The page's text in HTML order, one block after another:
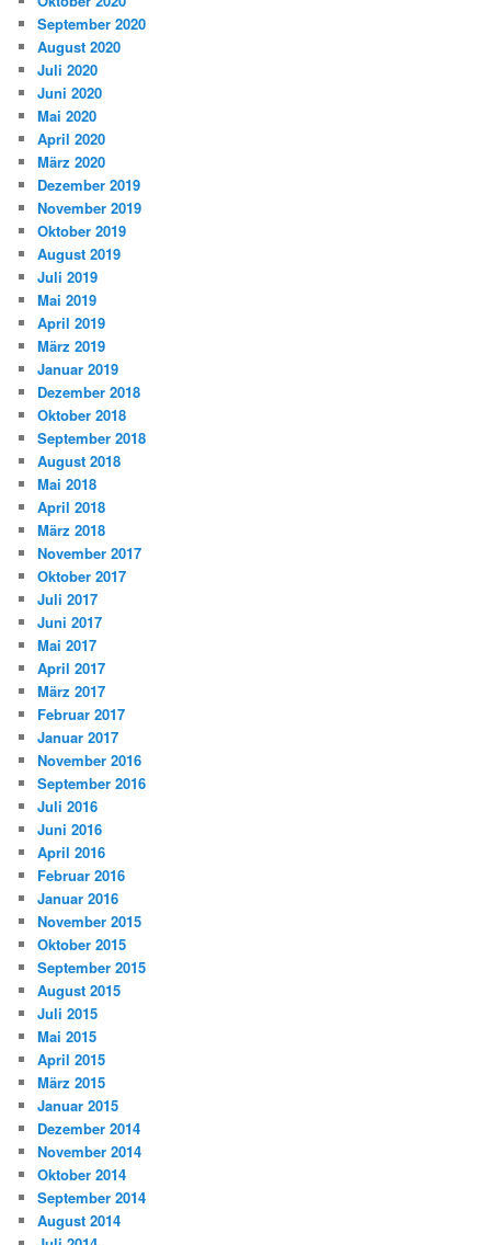
September 2020
August 2020
Juli 2020
Juni 2020
Mai 2020
April 2020
März 2020
Dezember 2019
November 2019
Oktober 2019
August 2019
Juli 2019
Mai 2019
April 2019
März 2019
Januar 2019
Dezember 2018
Oktober 2018
September 2018
August 2018
Mai 2018
April 2018
März 2018
November 2017
Oktober 2017
Juli 2017
Juni 2017
Mai 2017
April 2017
März 2017
Februar 2017
Januar 2017
November 2016
September 2016
Juli 2016
Juni 2016
April 2016
Februar 2016
Januar 2016
November 2015
Oktober 2015
September 2015
August 2015
Juli 2015
Mai 2015
April 2015
März 2015
Januar 2015
Dezember 2014
November 2014
Oktober 2014
September 2014
August 2014